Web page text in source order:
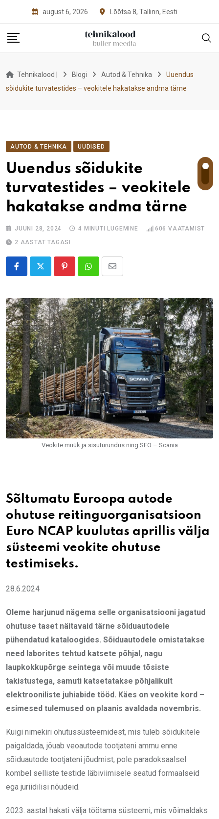
content
august 6, 2026 Lõõtsa 8, Tallinn, Eesti
Tehnikalood | Blogi Autod & Tehnika
Uuendus
sõidukite turvatestides – veokitele hakatakse andma tärne
AUTOD & TEHNIKA UUDISED
Uuendus sõidukite
turvatestides – veokitele
hakatakse andma tärne
JUUNI 28, 2024 4 MINUTI LUGEMINE 606 VAATAMIST
2 AASTAT TAGASI
PinterestWhatsappShare
Email
Veokite müük ja sisuturundus ning SEO – Scania
Sõltumatu Euroopa autode
ohutuse reitinguorganisatsioon
Euro NCAP kuulutas aprillis välja
süsteemi veokite ohutuse
testimiseks.
28.6.2024
Oleme harjunud nägema selle organisatsiooni jagatud
ohutuse taset näitavaid tärne sõiduautodele
pühendatud kataloogides. Sõiduautodele omistatakse
need laborites tehtud katsete põhjal, nagu
laupkokkupõrge seintega või muude tõsiste
takistustega, samuti katsetatakse põhjalikult
elektrooniliste juhiabide tööd. Käes on veokite kord –
esimesed tulemused on plaanis avaldada novembris.
Kuigi nimekiri ohutussüsteemidest, mis tuleb sõidukitele
paigaldada, jõuab veoautode tootjateni ammu enne
sõiduautode tootjateni jõudmist, pole paradoksaalsel
kombel selliste testide läbiviimisele seatud formaalseid
ega juriidilisi nõudeid.
2023. aastal hakati välja töötama süsteemi, mis võimaldaks